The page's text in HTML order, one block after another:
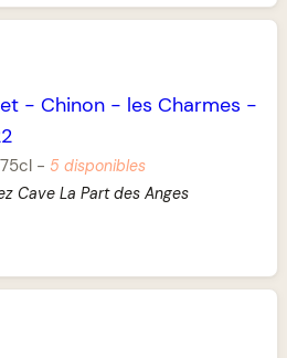
- Chinon- les Charmes -
75cl- 5 disponibles
Cave La Part des Anges